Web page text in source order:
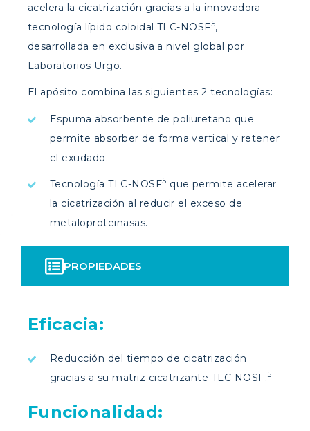
acelera la cicatrización gracias a la innovadora
tecnología lípido coloidal TLC-NOSF5,
desarrollada en exclusiva a nivel global por
Laboratorios Urgo.
El apósito combina las siguientes 2 tecnologías:
Espuma absorbente de poliuretano que
permite absorber de forma vertical y retener
el exudado.
Tecnología TLC-NOSF5 que permite acelerar
la cicatrización al reducir el exceso de
metaloproteinasas.
PROPIEDADES
Eficacia:
Reducción del tiempo de cicatrización
gracias a su matriz cicatrizante TLC NOSF.5
Funcionalidad: